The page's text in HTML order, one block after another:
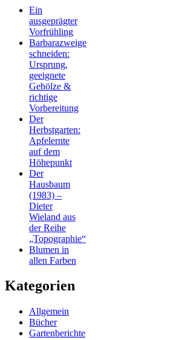
Ein
ausgeprägter
Vorfrühling
Barbarazweige
schneiden:
Ursprung,
geeignete
Gehölze &
richtige
Vorbereitung
Der
Herbstgarten:
Apfelernte
auf dem
Höhepunkt
Der
Hausbaum
(1983) –
Dieter
Wieland aus
der Reihe
„Topographie“
Blumen in
allen Farben
Kategorien
Allgemein
Bücher
Gartenberichte